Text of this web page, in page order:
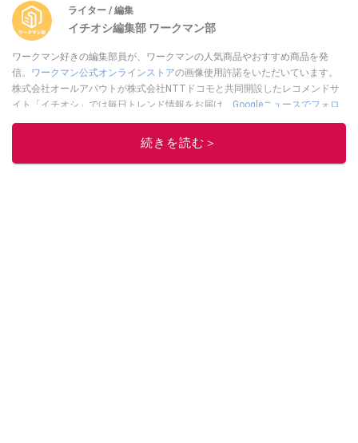
ライター / 編集
イチオシ編集部 ワークマン部
ワークマン好きの編集部員が、ワークマンの人気商品やおすすめ商品を発
信。 ワークマン公式オンラインストアの画像使用許諾をいただいています。
株式会社オールアバウトが株式会社NTTドコモと共同開設したレコメンドサ
イト「イチオシ」では毎日トレンド情報をお届け。 Googleニュースでフォロ
ーしてください！
このイチオシストの他の記事を読む
続きを読む＞